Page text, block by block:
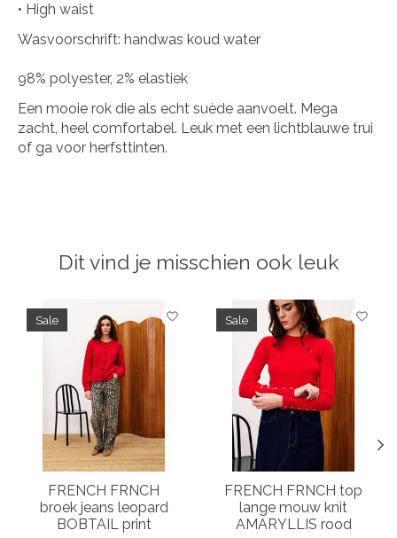
• High waist
Wasvoorschrift: handwas koud water
98% polyester, 2% elastiek
Een mooie rok die als echt suède aanvoelt. Mega
zacht, heel comfortabel. Leuk met een lichtblauwe trui
of ga voor herfsttinten.
Dit vind je misschien ook leuk
Items van productcarrousel
Sale
FRENCH FRNCH
broek jeans leopard
BOBTAIL print
Sale
FRENCH FRNCH top
lange mouw knit
AMARYLLIS rood